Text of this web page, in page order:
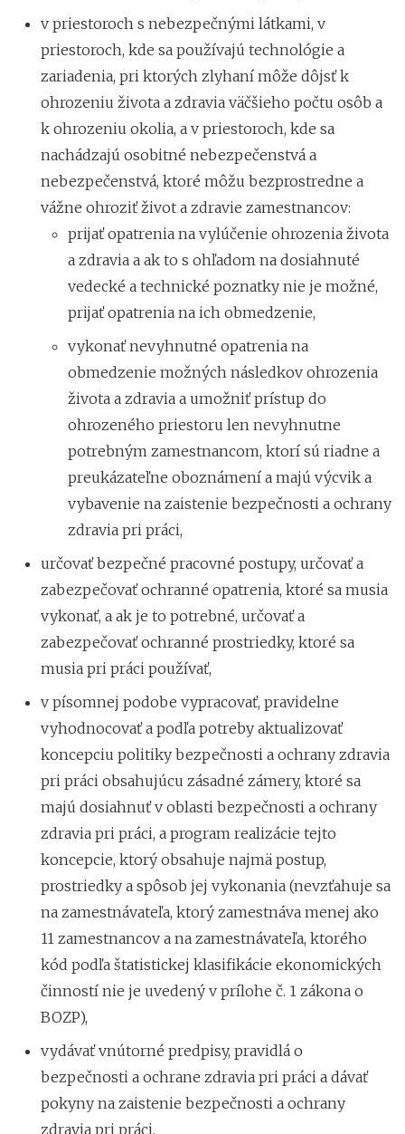
v priestoroch s nebezpečnými látkami, v
priestoroch, kde sa používajú technológie a
zariadenia, pri ktorých zlyhaní môže dôjsť k
ohrozeniu života a zdravia väčšieho počtu osôb a
k ohrozeniu okolia, a v priestoroch, kde sa
nachádzajú osobitné nebezpečenstvá a
nebezpečenstvá, ktoré môžu bezprostredne a
vážne ohroziť život a zdravie zamestnancov:
prijať opatrenia na vylúčenie ohrozenia života
a zdravia a ak to s ohľadom na dosiahnuté
vedecké a technické poznatky nie je možné,
prijať opatrenia na ich obmedzenie,
vykonať nevyhnutné opatrenia na
obmedzenie možných následkov ohrozenia
života a zdravia a umožniť prístup do
ohrozeného priestoru len nevyhnutne
potrebným zamestnancom, ktorí sú riadne a
preukázateľne oboznámení a majú výcvik a
vybavenie na zaistenie bezpečnosti a ochrany
zdravia pri práci,
určovať bezpečné pracovné postupy, určovať a
zabezpečovať ochranné opatrenia, ktoré sa musia
vykonať, a ak je to potrebné, určovať a
zabezpečovať ochranné prostriedky, ktoré sa
musia pri práci používať,
v písomnej podobe vypracovať, pravidelne
vyhodnocovať a podľa potreby aktualizovať
koncepciu politiky bezpečnosti a ochrany zdravia
pri práci obsahujúcu zásadné zámery, ktoré sa
majú dosiahnuť v oblasti bezpečnosti a ochrany
zdravia pri práci, a program realizácie tejto
koncepcie, ktorý obsahuje najmä postup,
prostriedky a spôsob jej vykonania (nevzťahuje sa
na zamestnávateľa, ktorý zamestnáva menej ako
11 zamestnancov a na zamestnávateľa, ktorého
kód podľa štatistickej klasifikácie ekonomických
činností nie je uvedený v prílohe č. 1 zákona o
BOZP),
vydávať vnútorné predpisy, pravidlá o
bezpečnosti a ochrane zdravia pri práci a dávať
pokyny na zaistenie bezpečnosti a ochrany
zdravia pri práci,